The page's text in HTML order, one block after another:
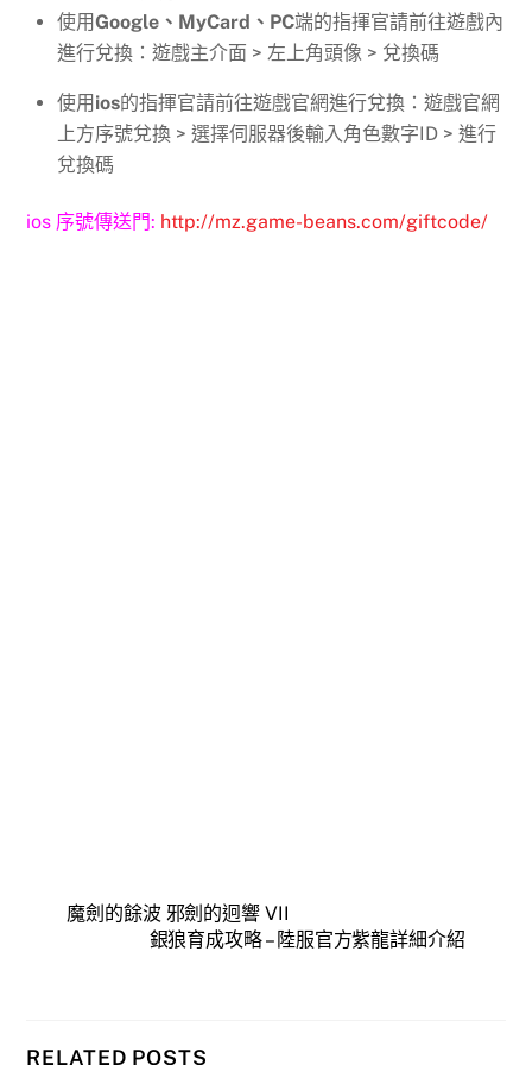
使用Google、MyCard、PC端的指揮官請前往遊戲內
進行兌換：遊戲主介面 > 左上角頭像 > 兌換碼
使用 ios的指揮官請前往遊戲官網進行兌換：遊戲官網
上方序號兌換 > 選擇伺服器後輸入角色數字ID > 進行
兌換碼
ios 序號傳送門: http://mz.game-beans.com/giftcode/
魔劍的餘波 邪劍的迥響 VII
銀狼育成攻略 – 陸服官方紫龍詳細介紹
RELATED POSTS